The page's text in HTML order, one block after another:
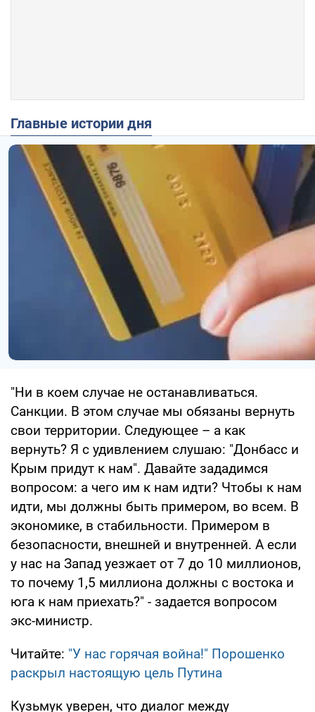
Главные истории дня
"Ни в коем случае не останавливаться.
Санкции. В этом случае мы обязаны вернуть
свои территории. Следующее – а как
вернуть? Я с удивлением слушаю: "Донбасс и
Крым придут к нам". Давайте зададимся
вопросом: а чего им к нам идти? Чтобы к нам
идти, мы должны быть примером, во всем. В
экономике, в стабильности. Примером в
безопасности, внешней и внутренней. А если
у нас на Запад уезжает от 7 до 10 миллионов,
то почему 1,5 миллиона должны с востока и
юга к нам приехать?" - задается вопросом
экс-министр.
Читайте: "У нас горячая война!" Порошенко
раскрыл настоящую цель Путина
Кузьмук уверен, что диалог между